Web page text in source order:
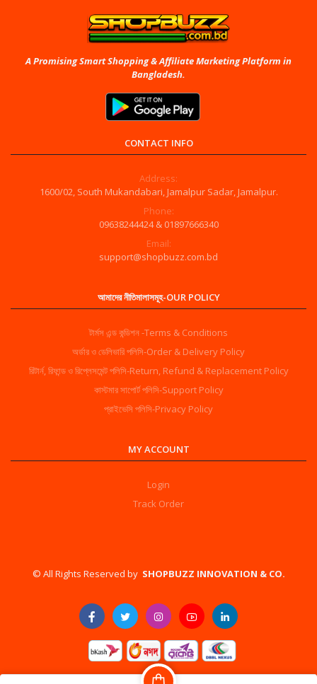
A Promising Smart Shopping & Affiliate Marketing Platform in
Bangladesh.
CONTACT INFO
Address:
1600/02, South Mukandabari, Jamalpur Sadar, Jamalpur.
Phone:
09638244424 & 01897666340
Email:
support@shopbuzz.com.bd
আমাদের নীতিমালাসমূহ-OUR POLICY
টার্মস এন্ড কন্ডিশন -Terms & Conditions
অর্ডার ও ডেলিভারি পলিসি-Order & Delivery Policy
রিটার্ন, রিফান্ড ও রিপ্লেসমেন্ট পলিসি-Return, Refund & Replacement Policy
কাস্টমার সাপোর্ট পলিসি-Support Policy
প্রাইভেসি পলিসি-Privacy Policy
MY ACCOUNT
Login
Track Order
©️ All Rights Reserved by SHOPBUZZ INNOVATION & CO.